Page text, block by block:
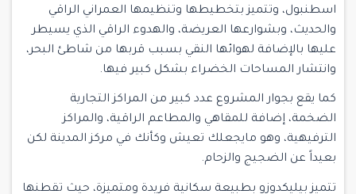
اسطنبول، وتتميز بتخطيطها وتنظيمها العمراني الراقي
والحديث، وبشوارعها العريضة، والهدوء الراقي الذي يسيطر
عليها بالإضافة لهوائها النقي بسبب قربها من شاطئ البحر،
وانتشار المساحات الخضراء بشكل كبير فيها.
كما يقع بجوار المشروع عدد كبير من المراكز التجارية
الضخمة، إضافة للمقاهي والمطاعم الراقية، والمراكز
الترفيهية، وهو مايجعلك تعيش وكأنك في مركز المدينة لكن
بعيداً عن الضجيج والزحام.
تتميزبيليكدوزو بطبيعة سكانية فريدة ومتميزة، حيث تقطنها